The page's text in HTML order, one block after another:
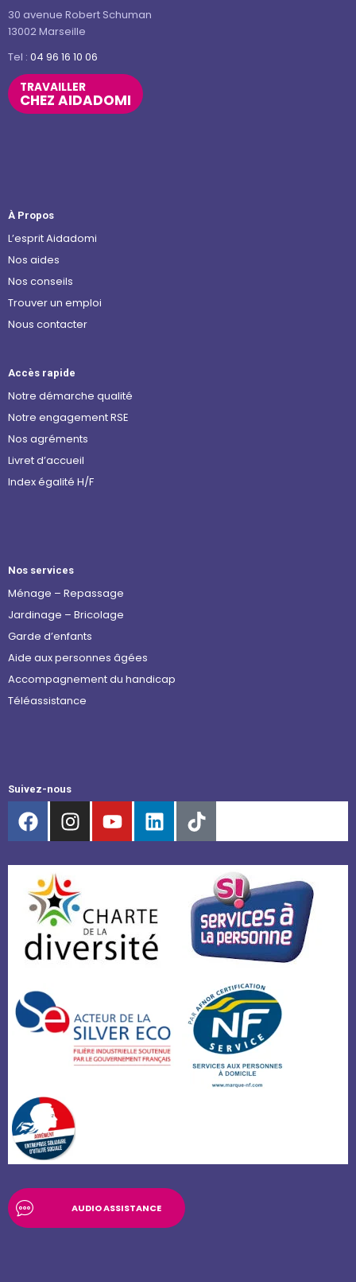
30 avenue Robert Schuman
13002 Marseille
Tel : 04 96 16 10 06
TRAVAILLER
CHEZ AIDADOMI
À Propos
L’esprit Aidadomi
Nos aides
Nos conseils
Trouver un emploi
Nous contacter
Accès rapide
Notre démarche qualité
Notre engagement RSE
Nos agréments
Livret d’accueil
Index égalité H/F
Nos services
Ménage – Repassage
Jardinage – Bricolage
Garde d’enfants
Aide aux personnes âgées
Accompagnement du handicap
Téléassistance
Suivez-nous
AUDIO ASSISTANCE